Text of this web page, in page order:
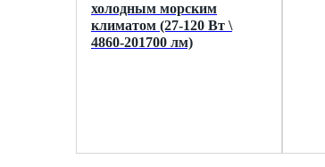
холодным морским
климатом (27-120 Вт \
4860-201700 лм)